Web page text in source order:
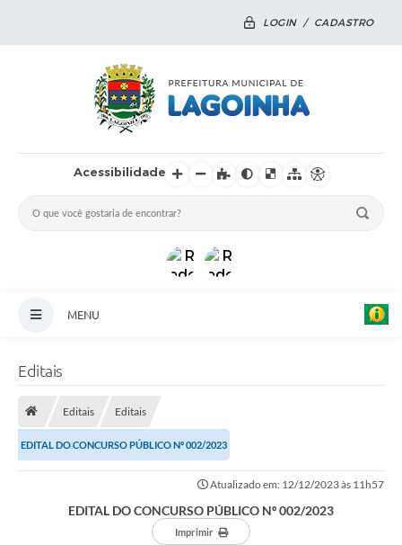
LOGIN / CADASTRO
Acessibilidade
MENU
Secretarias
Editais
Editais Editais
EDITAL DO CONCURSO PÚBLICO Nº 002/2023
Atualizado em: 12/12/2023 às 11h57
EDITAL DO CONCURSO PÚBLICO Nº 002/2023
Imprimir